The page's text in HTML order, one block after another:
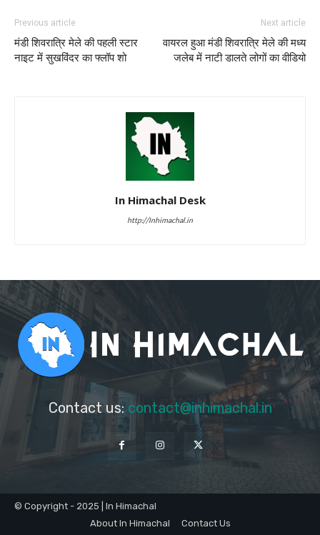
Previous article
मंडी शिवरात्रि मेले की पहली स्टार
नाइट में सुखविंदर का फ्लॉप शो
Next article
वायरल हुआ मंडी शिवरात्रि मेले की मध्य
जलेब में नाटी डालते लोगों का वीडियो
In Himachal Desk
http://Inhimachal.in
Contact us: contact@inhimachal.in
© Copyright - 2025 | In Himachal
About In Himachal
Contact Us